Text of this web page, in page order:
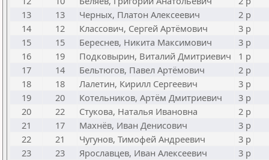
13
13 Черных, Платон Алексеевич
2 р
14
12 Классович, Сергей Артёмович
3 р
15
15 Береснев, Никита Максимович
3 р
16
19 Подковырин, Виталий Дмитриевич
1 р
17
14 Бельтюгов, Павел Артёмович
2 р
18
18 Лалетин, Кирилл Сергеевич
3 р
19
20 Котельников, Артём Дмитриевич
3 р
20
22 Стукова, Наталья Ивановна
2 р
21
17 Махнёв, Иван Денисович
3 р
22
21 Чугунов, Тимофей Андреевич
3 р
23
23 Ярославцев, Иван Алексеевич
3 р